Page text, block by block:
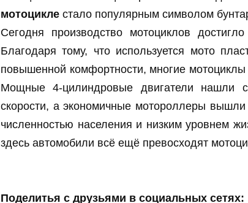
мотоцикле стало популярным символом
Сегодня производство мотоциклов
Благодаря тому, что используется мото
повышенной комфортности, многие
Мощные 4-цилиндровые двигатели нашли
скорости, а экономичные мотороллеры
численностью населения и низким уровнем
здесь автомобили всё ещё превосходят
Поделитья с друзьями в социальных сетях: